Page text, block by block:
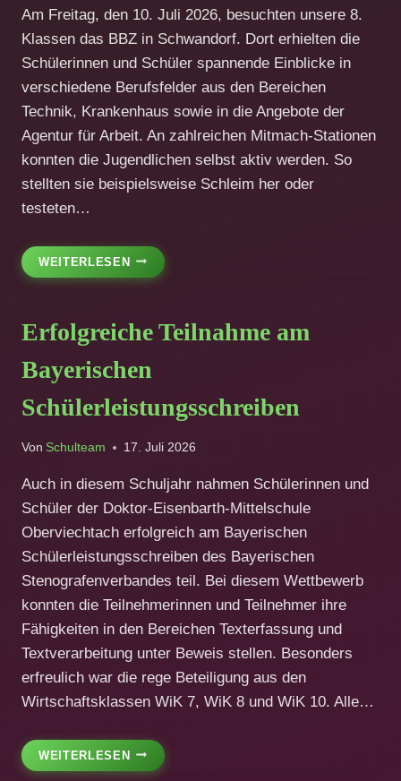
Am Freitag, den 10. Juli 2026, besuchten unsere 8.
Klassen das BBZ in Schwandorf. Dort erhielten die
Schülerinnen und Schüler spannende Einblicke in
verschiedene Berufsfelder aus den Bereichen
Technik, Krankenhaus sowie in die Angebote der
Agentur für Arbeit. An zahlreichen Mitmach-Stationen
konnten die Jugendlichen selbst aktiv werden. So
stellten sie beispielsweise Schleim her oder
testeten…
WEITERLESENBESUCH
DER
AM
SCHWANDORF
Erfolgreiche Teilnahme am
Bayerischen
Schülerleistungsschreiben
Von Schulteam 17. Juli 2026
Auch in diesem Schuljahr nahmen Schülerinnen und
Schüler der Doktor-Eisenbarth-Mittelschule
Oberviechtach erfolgreich am Bayerischen
Schülerleistungsschreiben des Bayerischen
Stenografenverbandes teil. Bei diesem Wettbewerb
konnten die Teilnehmerinnen und Teilnehmer ihre
Fähigkeiten in den Bereichen Texterfassung und
Textverarbeitung unter Beweis stellen. Besonders
erfreulich war die rege Beteiligung aus den
Wirtschaftsklassen WiK 7, WiK 8 und WiK 10. Alle…
WEITERLESENERFOLGREICHE
TEILNAHME